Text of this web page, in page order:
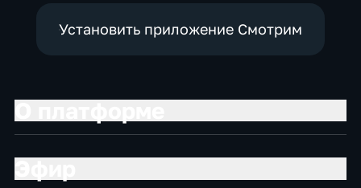
Установить приложение Смотрим